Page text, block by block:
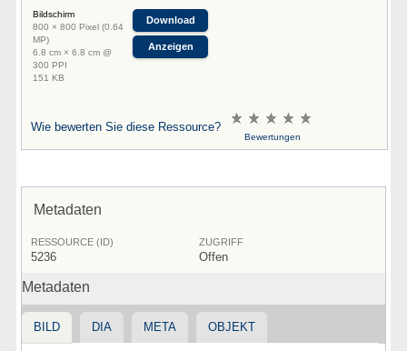
Bildschirm
800 × 800 Pixel (0.64
MP)
6.8 cm × 6.8 cm @
300 PPI
151 KB
Download
Anzeigen
Wie bewerten Sie diese Ressource?
Bewertungen
Metadaten
RESSOURCE (ID)
5236
ZUGRIFF
Offen
Metadaten
BILD DIA META OBJEKT